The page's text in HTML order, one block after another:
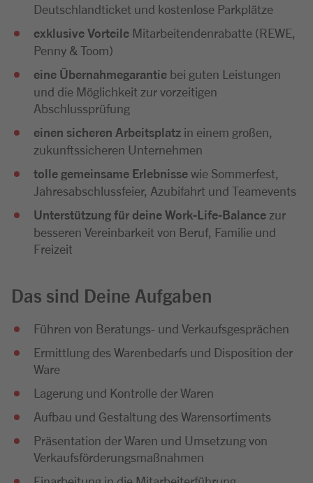
Deutschlandticket und kostenlose Parkplätze
exklusive Vorteile Mitarbeitendenrabatte (REWE,
Penny & Toom)
eine Übernahmegarantie bei guten Leistungen
und die Möglichkeit zur vorzeitigen
Abschlussprüfung
einen sicheren Arbeitsplatz in einem großen,
zukunftssicheren Unternehmen
tolle gemeinsame Erlebnissewie Sommerfest,
Jahresabschlussfeier, Azubifahrt und Teamevents
Unterstützung für deine Work-Life-Balance zur
besseren Vereinbarkeit von Beruf, Familie und
Freizeit
Das sind Deine Aufgaben
Führen von Beratungs- und Verkaufsgesprächen
Ermittlung des Warenbedarfs und Disposition der
Ware
Lagerung und Kontrolle der Waren
Aufbau und Gestaltung des Warensortiments
Präsentation der Waren und Umsetzung von
Verkaufsförderungsmaßnahmen